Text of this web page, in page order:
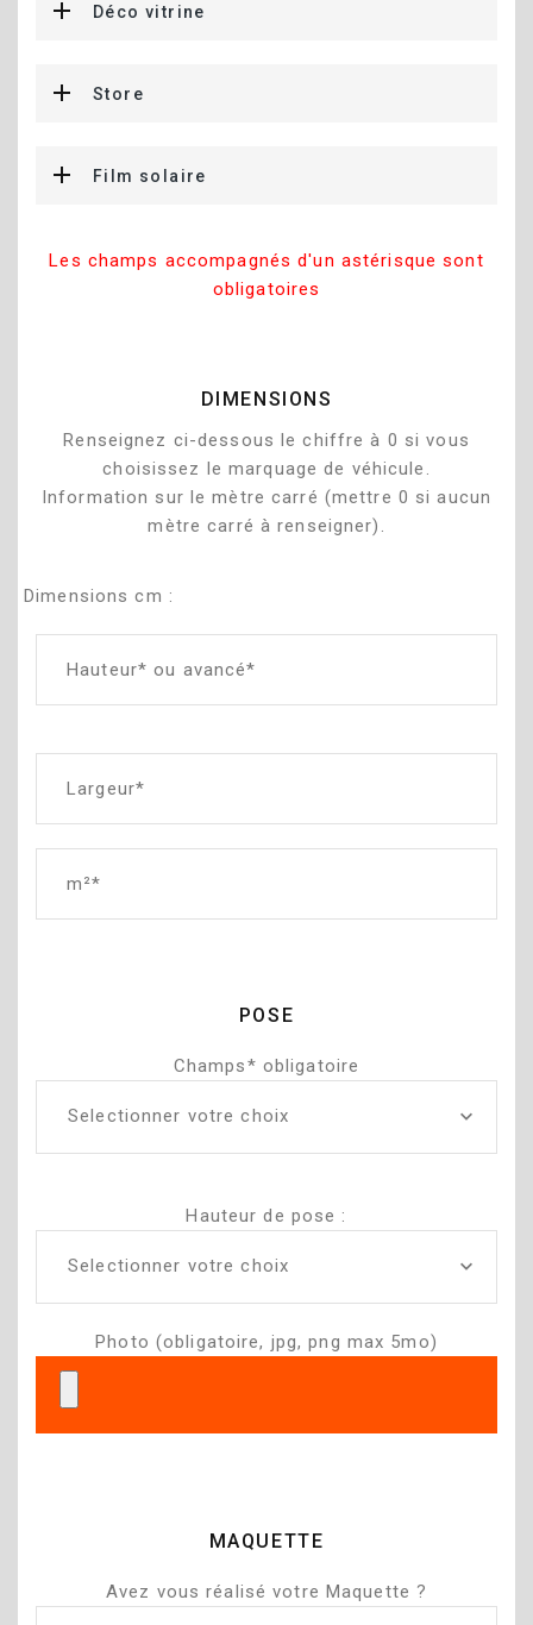
Déco vitrine
Store
Film solaire
Les champs accompagnés d'un astérisque sont
obligatoires
DIMENSIONS
Renseignez ci-dessous le chiffre à 0 si vous
choisissez le marquage de véhicule.
Information sur le mètre carré (mettre 0 si aucun
mètre carré à renseigner).
Dimensions cm :
POSE
Champs* obligatoire
Selectionner votre choix
Hauteur de pose :
Selectionner votre choix
Photo (obligatoire, jpg, png max 5mo)
MAQUETTE
Avez vous réalisé votre Maquette ?